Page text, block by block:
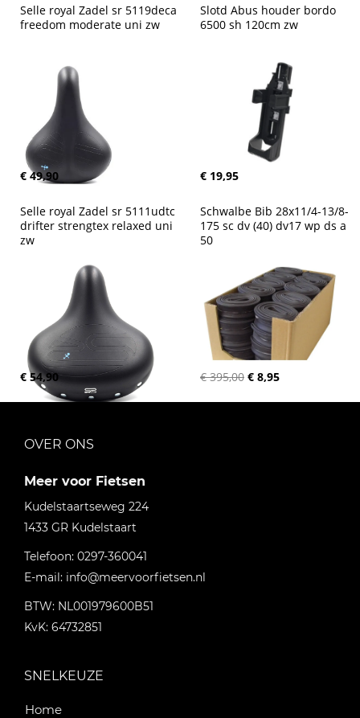
Selle royal Zadel sr 5119deca
freedom moderate uni zw
€ 49,90
Slotd Abus houder bordo
6500 sh 120cm zw
€ 19,95
Selle royal Zadel sr 5111udtc
drifter strengtex relaxed uni
zw
€ 54,90
Schwalbe Bib 28x11/4-13/8-
175 sc dv (40) dv17 wp ds a
50
€ 395,00 € 8,95
OVER ONS
Meer voor Fietsen
Kudelstaartseweg 224
1433 GR Kudelstaart
Telefoon: 0297-360041
E-mail: info@meervoorfietsen.nl
BTW: NL001979600B51
KvK: 64732851
SNELKEUZE
Home